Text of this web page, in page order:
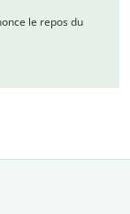
le repos du